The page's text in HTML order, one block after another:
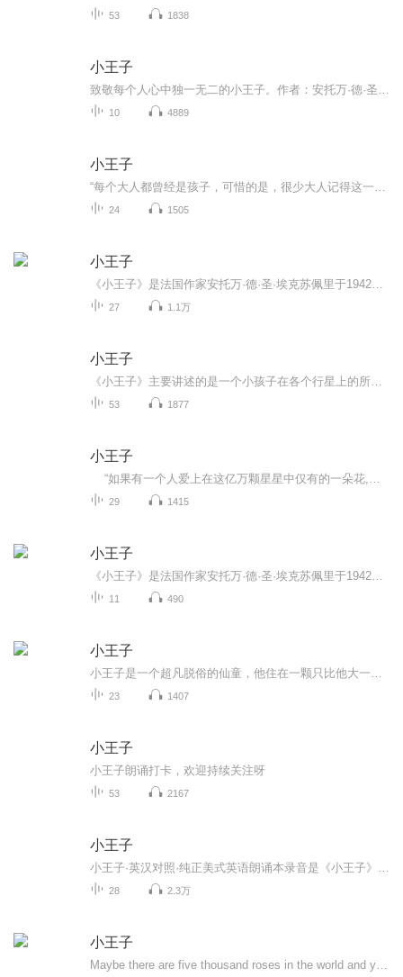
53 1838
小王子
10 4889
小王子
24 1505
小王子
27 1.1万
小王子
53 1877
小王子
29 1415
小王子
11 490
小王子
23 1407
小王子
小王子朗诵打卡，欢迎持续关注呀
53 2167
小王子
28 2.3万
小王子